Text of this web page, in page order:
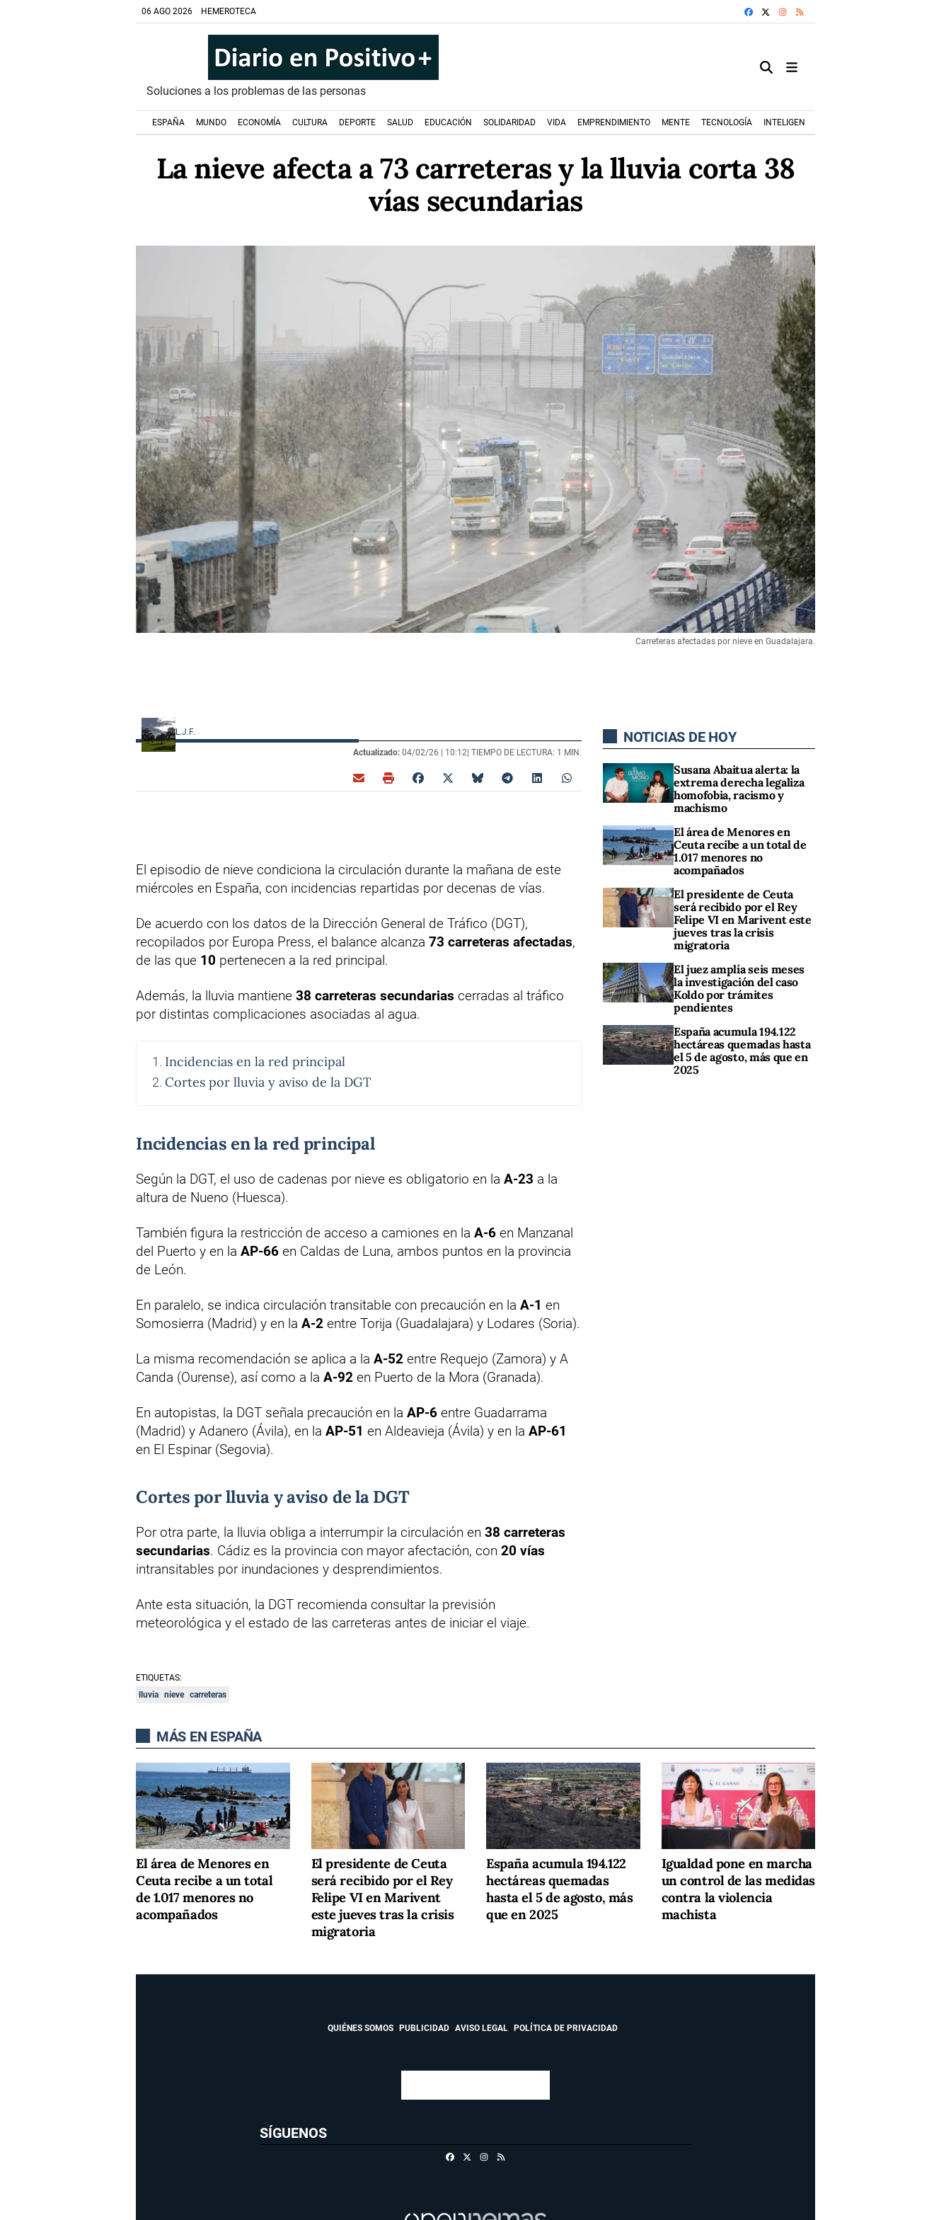
06 AGO 2026 HEMEROTECA FACEBOOKINSTAGRAM
Soluciones a los problemas de las personas
ESPAÑA MUNDO ECONOMÍA CULTURA DEPORTE SALUD EDUCACIÓN SOLIDARIDAD VIDA EMPRENDIMIENTO MENTE TECNOLOGÍA INTELIGENCIA ARTIFICIAL
La nieve afecta a 73 carreteras y la lluvia corta 38
vías secundarias
Carreteras afectadas por nieve en Guadalajara.
L.J.F.
Actualizado: 04/02/26 | 10:12| TIEMPO DE LECTURA: 1 MIN.
El episodio de nieve condiciona la circulación durante la mañana de este
miércoles en España, con incidencias repartidas por decenas de vías.
De acuerdo con los datos de la Dirección General de Tráfico (DGT),
recopilados por Europa Press, el balance alcanza 73 carreteras afectadas,
de las que 10 pertenecen a la red principal.
Además, la lluvia mantiene 38 carreteras secundarias cerradas al tráfico
por distintas complicaciones asociadas al agua.
Incidencias en la red principal
Cortes por lluvia y aviso de la DGT
Incidencias en la red principal
Según la DGT, el uso de cadenas por nieve es obligatorio en la A-23 a la
altura de Nueno (Huesca).
También figura la restricción de acceso a camiones en la A-6 en Manzanal
del Puerto y en la AP-66 en Caldas de Luna, ambos puntos en la provincia
de León.
En paralelo, se indica circulación transitable con precaución en la A-1 en
Somosierra (Madrid) y en la A-2 entre Torija (Guadalajara) y Lodares (Soria).
La misma recomendación se aplica a la A-52 entre Requejo (Zamora) y A
Canda (Ourense), así como a la A-92 en Puerto de la Mora (Granada).
En autopistas, la DGT señala precaución en la AP-6 entre Guadarrama
(Madrid) y Adanero (Ávila), en la AP-51 en Aldeavieja (Ávila) y en la AP-61
en El Espinar (Segovia).
Cortes por lluvia y aviso de la DGT
Por otra parte, la lluvia obliga a interrumpir la circulación en 38 carreteras
secundarias. Cádiz es la provincia con mayor afectación, con 20 vías
intransitables por inundaciones y desprendimientos.
Ante esta situación, la DGT recomienda consultar la previsión
meteorológica y el estado de las carreteras antes de iniciar el viaje.
ETIQUETAS:
lluvia nieve carreteras
NOTICIAS DE HOY
Susana Abaitua alerta: la
extrema derecha legaliza
homofobia, racismo y
machismo
El área de Menores en
Ceuta recibe a un total de
1.017 menores no
acompañados
El presidente de Ceuta
será recibido por el Rey
Felipe VI en Marivent este
jueves tras la crisis
migratoria
El juez amplía seis meses
la investigación del caso
Koldo por trámites
pendientes
España acumula 194.122
hectáreas quemadas hasta
el 5 de agosto, más que en
2025
MÁS EN ESPAÑA
El área de Menores en
Ceuta recibe a un total
de 1.017 menores no
acompañados
El presidente de Ceuta
será recibido por el Rey
Felipe VI en Marivent
este jueves tras la crisis
migratoria
España acumula 194.122
hectáreas quemadas
hasta el 5 de agosto, más
que en 2025
Igualdad pone en marcha
un control de las medidas
contra la violencia
machista
QUIÉNES SOMOS PUBLICIDAD AVISO LEGAL POLÍTICA DE PRIVACIDAD
SÍGUENOS
FacebookInstagram